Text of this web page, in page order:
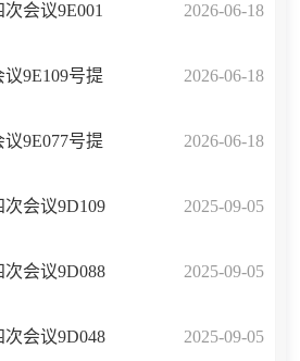
2026-06-18
会议9E001
2026-06-18
9E109号提
2026-06-18
9E077号提
2025-09-05
会议9D109
2025-09-05
会议9D088
2025-09-05
会议9D048